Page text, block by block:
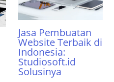
Jasa Pembuatan
Website Terbaik di
Indonesia:
Studiosoft.id
Solusinya